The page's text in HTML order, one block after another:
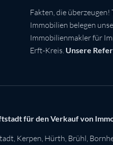
Fakten, die
Immobilien belegen
Immobilienmakler für
Erft-Kreis. Unsere
für den Verkauf von
Kerpen Hürth Brühl